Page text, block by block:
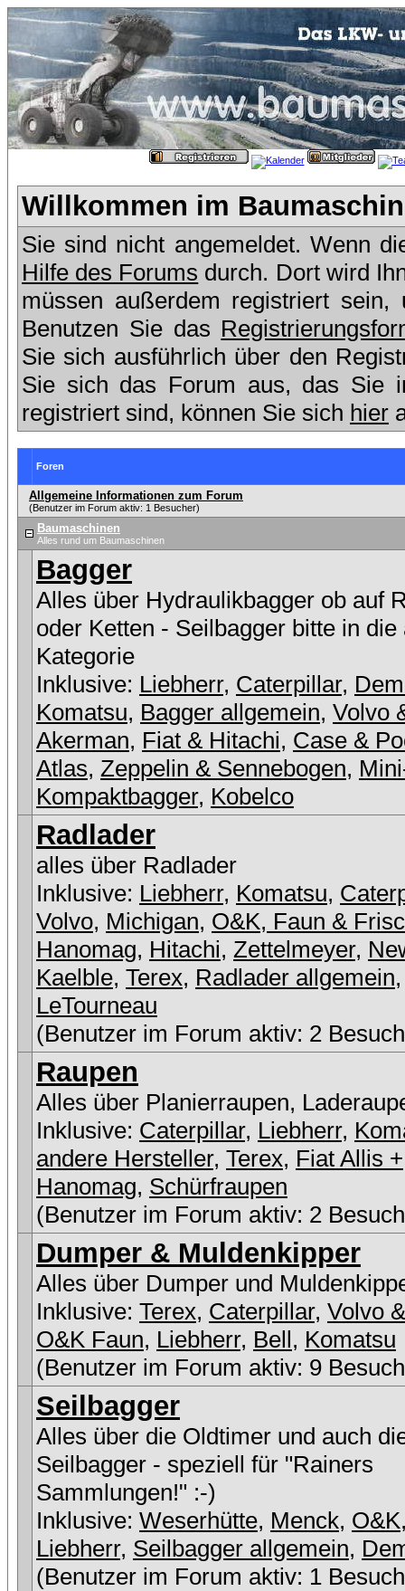
Willkommen im
Sie sind nicht angemeldet. Wenn
Hilfe des Forums durch. Dort wird
müssen außerdem registriert
Benutzen Sie das
Sie sich ausführlich über den
Sie sich das Forum aus, das Sie
registriert sind, können Sie sich hier
Foren
Allgemeine Informationen zum Forum
(Benutzer im Forum aktiv: 1 Besucher)
Baumaschinen
Alles rund um Baumaschinen
Bagger
Alles über Hydraulikbagger ob auf
oder Ketten - Seilbagger bitte in die
Kategorie
Inklusive: Liebherr, Caterpillar,
Komatsu, Bagger allgemein, Volvo
Akerman, Fiat & Hitachi, Case &
Atlas, Zeppelin & Sennebogen,
Kompaktbagger, Kobelco
Radlader
alles über Radlader
Inklusive: Liebherr, Komatsu,
Volvo, Michigan, O&K, Faun &
Hanomag, Hitachi, Zettelmeyer,
Kaelble, Terex, Radlader allgemein,
LeTourneau
(Benutzer im Forum aktiv: 2
Raupen
Alles über Planierraupen,
Inklusive: Caterpillar, Liebherr,
andere Hersteller, Terex, Fiat Allis +
Hanomag, Schürfraupen
(Benutzer im Forum aktiv: 2
Dumper & Muldenkipper
Alles über Dumper und
Inklusive: Terex, Caterpillar, Volvo
O&K Faun, Liebherr, Bell, Komatsu
(Benutzer im Forum aktiv: 9
Seilbagger
Alles über die Oldtimer und auch
Seilbagger - speziell für "Rainers
Sammlungen!" :-)
Inklusive: Weserhütte, Menck, O&K
Liebherr, Seilbagger allgemein,
(Benutzer im Forum aktiv: 1